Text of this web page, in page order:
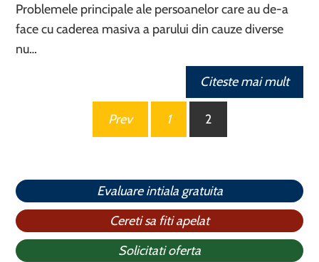
Problemele principale ale persoanelor care au de-a
face cu caderea masiva a parului din cauze diverse
nu…
Citeste mai mult
Prev 1 2
Evaluare intiala gratuita
Cereti sa fiti apelat
Solicitati oferta